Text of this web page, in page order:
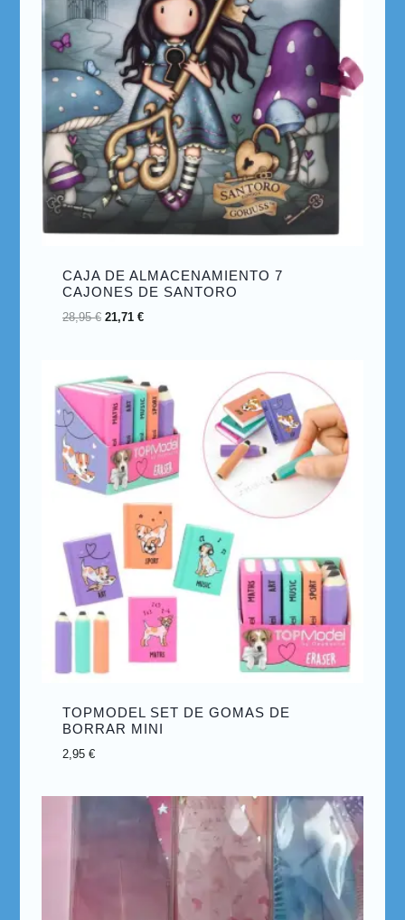
CAJA DE ALMACENAMIENTO 7
CAJONES DE SANTORO
28,95€ 21,71€
TOPMODEL SET DE GOMAS DE
BORRAR MINI
2,95€